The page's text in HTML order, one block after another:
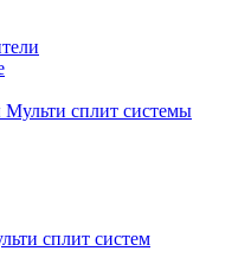
Мульти сплит системы
сплит систем